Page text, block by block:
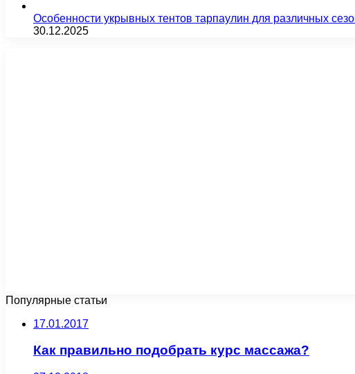
Особенности укрывных тентов тарпаулин для различных
30.12.2025
Популярные статьи
17.01.2017
Как правильно подобрать курс массажа?